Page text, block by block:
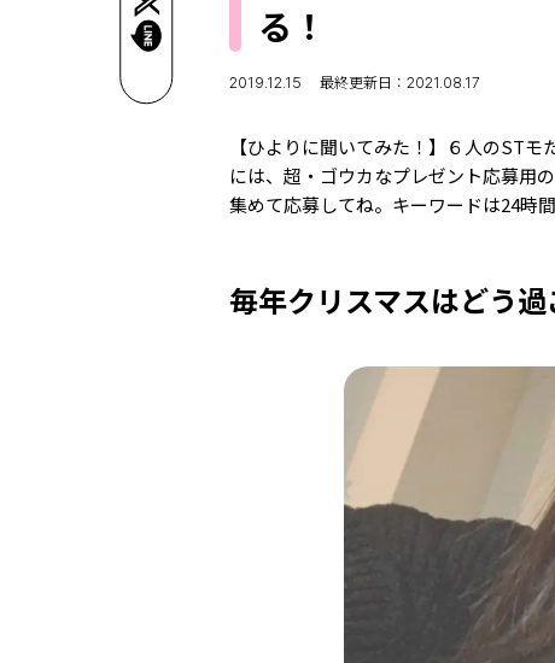
る！
2019.12.15 最終更新日：2021.08.17
【ひよりに聞いてみた！】６人のST
には、超・ゴウカなプレゼント応募用
集めて応募してね。キーワードは24
毎年クリスマスはどう過